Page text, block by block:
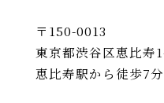
〒150-0013
東京都渋谷区恵比寿
恵比寿駅から徒歩7分